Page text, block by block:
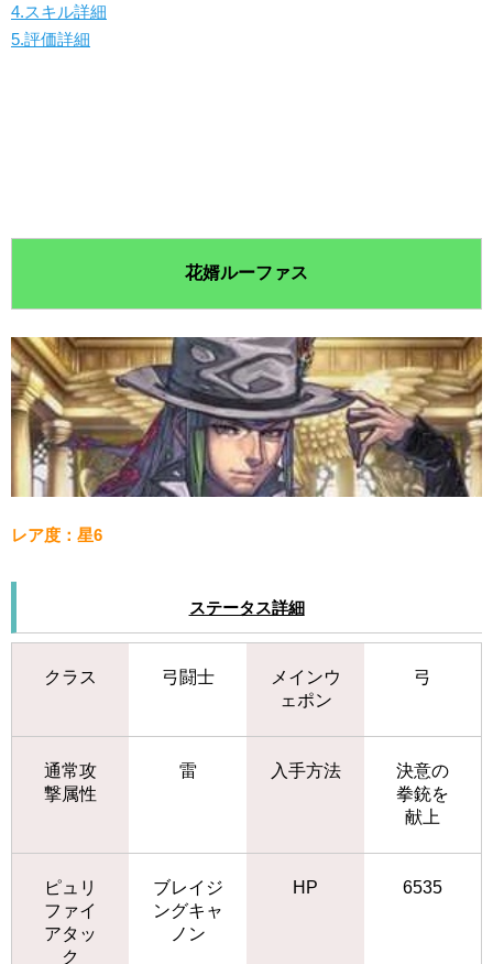
4.スキル詳細
5.評価詳細
花婿ルーファス
レア度：星6
ステータス詳細
クラス 弓闘士
メインウ
ェポン
弓
通常攻
撃属性
雷 入手方法
決意の
拳銃を
献上
ピュリ
ファイ
アタッ
ク
ブレイジ
ングキャ
ノン
HP 6535